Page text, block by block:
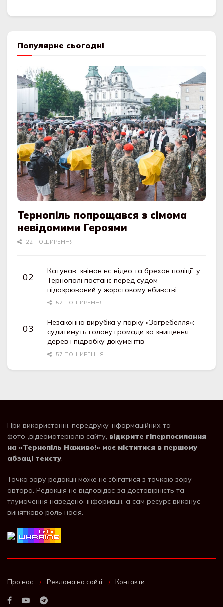
Популярне сьогодні
Тернопіль попрощався з сімома
невідомими Героями
22 ПОШИРЕННЯ
Катував, знімав на відео та брехав поліції: у
Тернополі постане перед судом
підозрюваний у жорстокому вбивстві
57 ПОШИРЕННЯ
Незаконна вирубка у парку «Загребелля»:
судитимуть голову громади за знищення
дерев і підробку документів
57 ПОШИРЕННЯ
При використанні, передруку інформаційних та
фото-,відеоматеріалів сайту, відкрите гіперпосилання
на «Тернопіль Наживо!» має міститися в першому
абзаці тексту.
Точка зору редакції може не збігатися з точкою зору
автора. Редакція не відповідає за достовірність та
тлумачення наведеної інформації, а сам ресурс виконує
винятково роль носія.
Про нас Реклама на сайті Контакти